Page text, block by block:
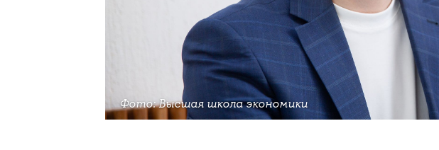
Фото: Высшая школа экономики